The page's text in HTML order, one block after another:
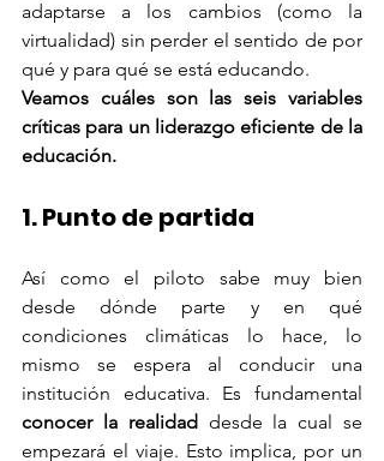
adaptarse a los cambios (como la
virtualidad) sin perder el sentido de por
qué y para qué se está educando.
Veamos cuáles son las seis variables
críticas para un liderazgo eficiente de la
educación.
1. Punto de partida
Así como el piloto sabe muy bien
desde dónde parte y en qué
condiciones climáticas lo hace, lo
mismo se espera al conducir una
conocer la realidad desde la cual se
empezará el viaje. Esto implica, por un